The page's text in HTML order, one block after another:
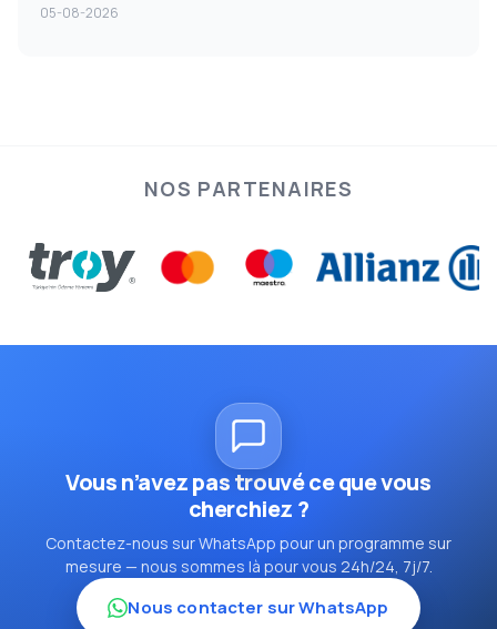
05-08-2026
NOS PARTENAIRES
Vous n’avez pas trouvé ce que vous
cherchiez ?
Contactez-nous sur WhatsApp pour un programme sur
mesure — nous sommes là pour vous 24h/24, 7j/7.
Nous contacter sur WhatsApp